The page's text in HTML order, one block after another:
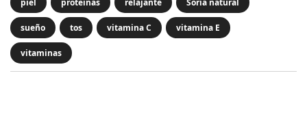
piel proteinas relajante Soria natural
sueño tos vitamina C vitamina E
vitaminas